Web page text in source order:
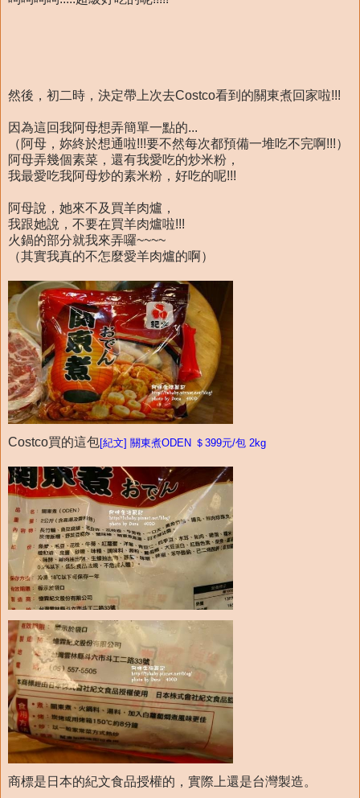
然後，初二時，決定帶上次去Costco看到的關東煮回家啦!!!
因為這回我阿母想弄簡單一點的...
（阿母，妳終於想通啦!!!要不然每次都預備一堆吃不完啊!!!）
阿母弄幾個素菜，還有我愛吃的炒米粉，
我最愛吃我阿母炒的素米粉，好吃的呢!!!
阿母說，她來不及買羊肉爐，
我跟她說，不要在買羊肉爐啦!!!
火鍋的部分就我來弄囉~~~~
（其實我真的不怎麼愛羊肉爐的啊）
Costco買的這包[紀文] 關東煮ODEN ＄399元/包 2kg
商標是日本的紀文食品授權的，實際上還是台灣製造。